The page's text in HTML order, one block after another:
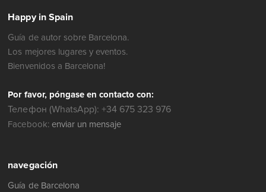
Happy in Spain
Guía de autor sobre Barcelona.
Los mejores lugares y eventos.
Bienvenidos a Barcelona!
Por favor, póngase en contacto con:
Телефон (WhatsApp): +34 675 323 976
Facebook: enviar un mensaje
navegación
Guía de Barcelona